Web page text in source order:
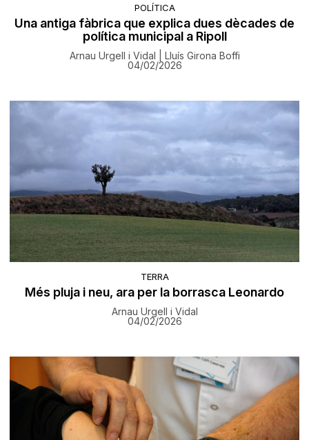
POLÍTICA
Una antiga fàbrica que explica dues dècades de
política municipal a Ripoll
Arnau Urgell i Vidal | Lluís Girona Boffi
04/02/2026
TERRA
Més pluja i neu, ara per la borrasca Leonardo
Arnau Urgell i Vidal
04/02/2026